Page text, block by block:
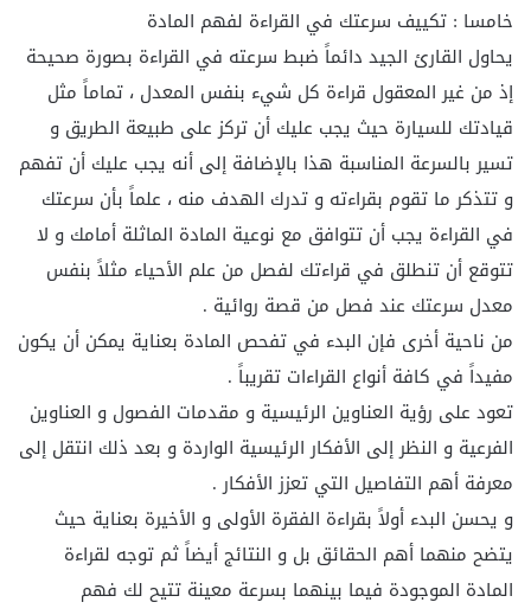
خامسا : تكييف سرعتك في القراءة لفهم المادة
يحاول القارئ الجيد دائماً ضبط سرعته في القراءة بصورة صحيحة
إذ من غير المعقول قراءة كل شيء بنفس المعدل ، تماماً مثل
قيادتك للسيارة حيث يجب عليك أن تركز على طبيعة الطريق و
تسير بالسرعة المناسبة هذا بالإضافة إلى أنه يجب عليك أن تفهم
و تتذكر ما تقوم بقراءته و تدرك الهدف منه ، علماً بأن سرعتك
في القراءة يجب أن تتوافق مع نوعية المادة الماثلة أمامك و لا
تتوقع أن تنطلق في قراءتك لفصل من علم الأحياء مثلاً بنفس
معدل سرعتك عند فصل من قصة روائية .
من ناحية أخرى فإن البدء في تفحص المادة بعناية يمكن أن يكون
مفيداً في كافة أنواع القراءات تقريباً .
تعود على رؤية العناوين الرئيسية و مقدمات الفصول و العناوين
الفرعية و النظر إلى الأفكار الرئيسية الواردة و بعد ذلك انتقل إلى
معرفة أهم التفاصيل التي تعزز الأفكار .
و يحسن البدء أولاً بقراءة الفقرة الأولى و الأخيرة بعناية حيث
يتضح منهما أهم الحقائق بل و النتائج أيضاً ثم توجه لقراءة
المادة الموجودة فيما بينهما بسرعة معينة تتيح لك فهم